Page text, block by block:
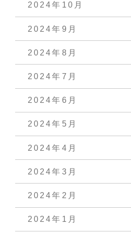
2024年10月
2024年9月
2024年8月
2024年7月
2024年6月
2024年5月
2024年4月
2024年3月
2024年2月
2024年1月